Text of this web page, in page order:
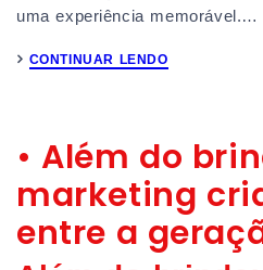
uma experiência memorável.…
CONTINUAR LENDO
• Além do
marketing
entre a